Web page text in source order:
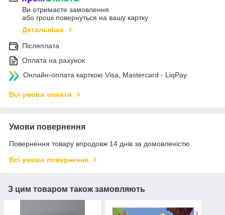
Ви отримаєте замовлення
або гроші повернуться на вашу картку
Детальніше
Післяплата
Оплата на рахунок
Онлайн-оплата карткою Visa, Mastercard - LiqPay
Всі умови оплати
Умови повернення
Повернення товару впродовж 14 днів за домовленістю
Всі умови повернення
З цим товаром також замовляють